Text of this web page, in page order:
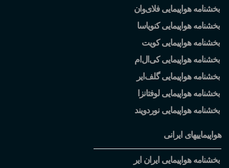
بخشنامه هواپیمایی فلایوان
بخشنامه هواپیمایی کنویاسا
بخشنامه هواپیمایی کویت
بخشنامه هواپیمایی کی ال ام
بخشنامه هواپیمایی گلف ایر
بخشنامه هواپیمایی لوفتانزا
بخشنامه هواپیمایی نوردویند
هواپیماییهای ایرانی
بخشنامه هواپیمایی ایران ایر